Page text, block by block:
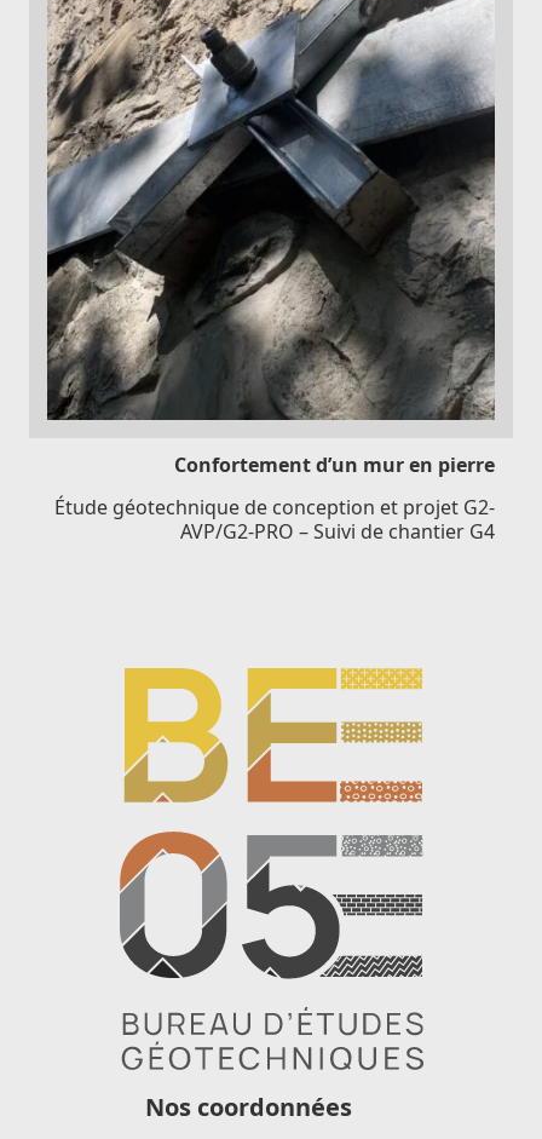
Confortement d’un mur en pierre
Étude géotechnique de conception et projet G2-
AVP/G2-PRO – Suivi de chantier G4
Nos coordonnées